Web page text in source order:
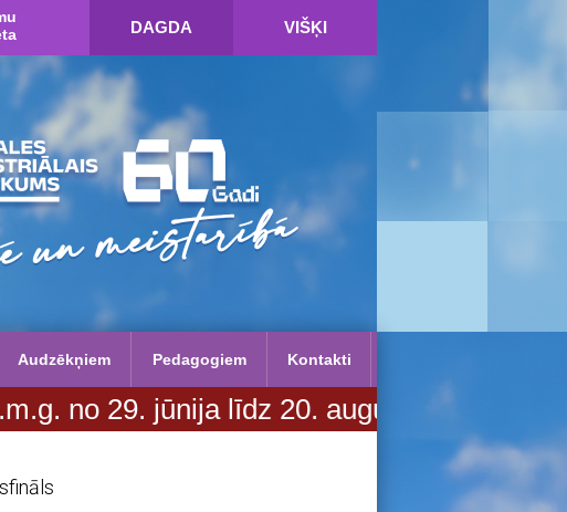
DAGDA VIŠĶI
Audzēkņiem Pedagogiem Kontakti
jūnija līdz 20. augustam. Vairāk